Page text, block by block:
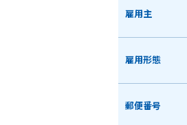
雇用主
雇用形態
郵便番号